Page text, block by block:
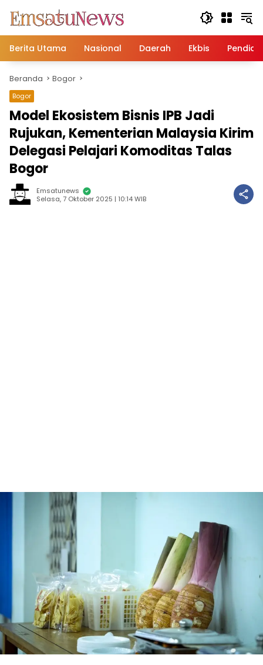
konten
Berita Utama
Nasional Daerah Ekbis
Beranda Bogor
Bogor
Model Ekosistem Bisnis IPB Jadi
Rujukan, Kementerian Malaysia Kirim
Delegasi Pelajari Komoditas Talas
Bogor
Emsatunews
Selasa, 7 Oktober 2025 | 10:14 WIB